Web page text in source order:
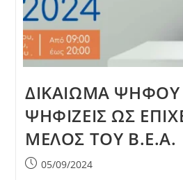
ΔΙΚΑΙΩΜΑ
ΨΗΦΙΖΕΙΣ ΩΣ
ΜΕΛΟΣ ΤΟΥ Β.Ε.Α.
Post05/09/2024